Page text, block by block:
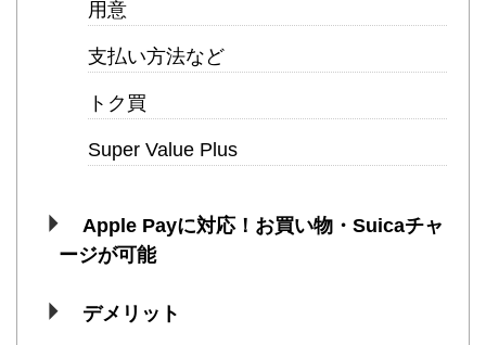
用意
支払い方法など
トク買
Super Value Plus
Apple Payに対応！お買い物・Suicaチャ
ージが可能
デメリット